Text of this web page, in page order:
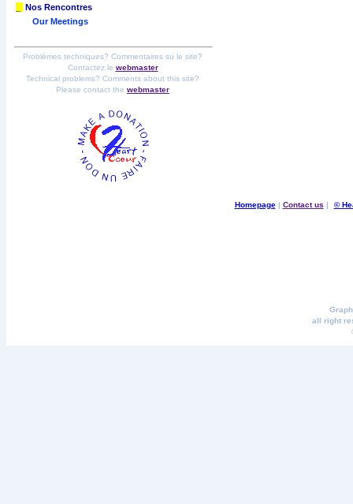
Nos Rencontres
Our Meetings
Problèmes techniques? Commentaires su le site?
Contactez le webmaster
Technical problems? Comments about this site?
Please contact the webmaster
Homepage Contact us ©
all right